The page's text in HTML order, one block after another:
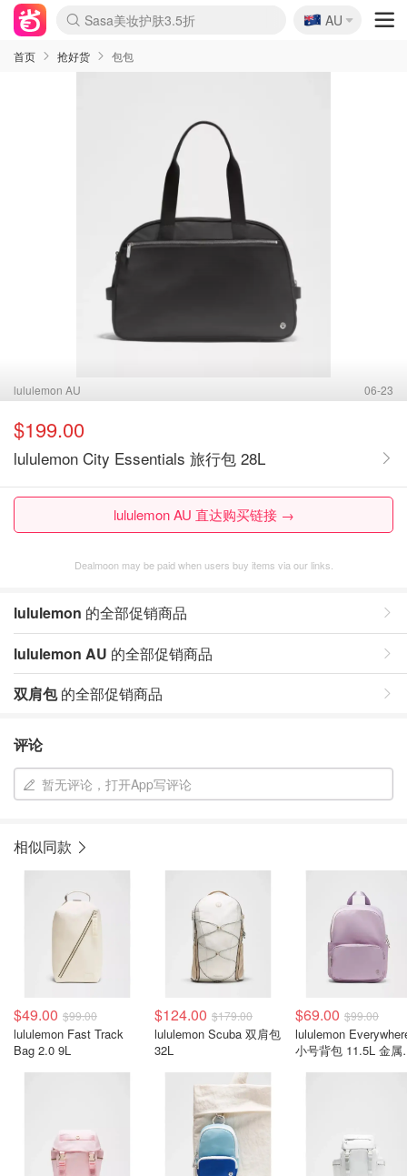
lululemon折扣上新
Sasa美妆护肤3.5折
SSENSE年中2.5折
FreshBeauty好价汇总
Cettire降价+叠9折
WWS Coles超市实拍
viagogo二手票捡漏
Myer超级周末
The Outnet奢牌1折起
David Jones 3折起
Flannels大牌1折
Perfumes Club护肤1折
AMIRO面罩$251
Amazon折扣汇总
eToro入金$200送$50
Amazon数码好物
ICONIC本周7.5折
ThedoubleF高奢地板价
Moose Knuckles 6折
丝芙兰5折起
EUFY摄像头$98
Selenichast首饰2折
Trip机票酒店促销
YSL送5件彩妆礼
Amazon家居好物
Amazon美妆护肤
雅漾大喷$8
过敏原检测盒$33
伊索独家赠50ml沐浴露
科颜氏高保湿面霜$29
SEALIFE海洋馆门票6折
丝塔芙大白罐$16
订阅Newsletter送香薰
Cult Beauty 6.8折
Harrods圣诞日历$525
LN-CC奢牌私促3折
d'Alba空姐喷雾$16
EVE LOM套装£56
Bernardelli独家4折
Adore Beauty 6折起
CT圣诞日历
Mytheresa奢品2.7折
Luxury Escapes 9折
Currentbody美容仪$881
MOON Garden Live
Roborock扫地机$649
Tingo Life水杯$24
Valentino官网5折
CR洗护套装$23
修丽可4件套$159
Myer彩妆2件7折
GANNI官网4.5折
Stylevana韩妆4折
Tessabit高奢8.5折
OGX洗发水$11
Amazon阿德莱德次日达
卡诗8.5折+赠礼
Philips Hue灯具8折
🇦🇺
AU
首页 抢好货 包包
lululemon AU 06-23
$199.00
lululemon City Essentials 旅行包 28L
lululemon AU 直达购买链接 →
Dealmoon may be paid when users buy items via our links.
lululemon 的全部促销商品
lululemon AU 的全部促销商品
双肩包的全部促销商品
评论
暂无评论，打开App写评论
相似同款
$49.00 $99.00
lululemon Fast Track
Bag 2.0 9L
$124.00 $179.00
lululemon Scuba 双肩包
32L
$69.00 $99.00
lululemon
小号背包 11.5L 金属